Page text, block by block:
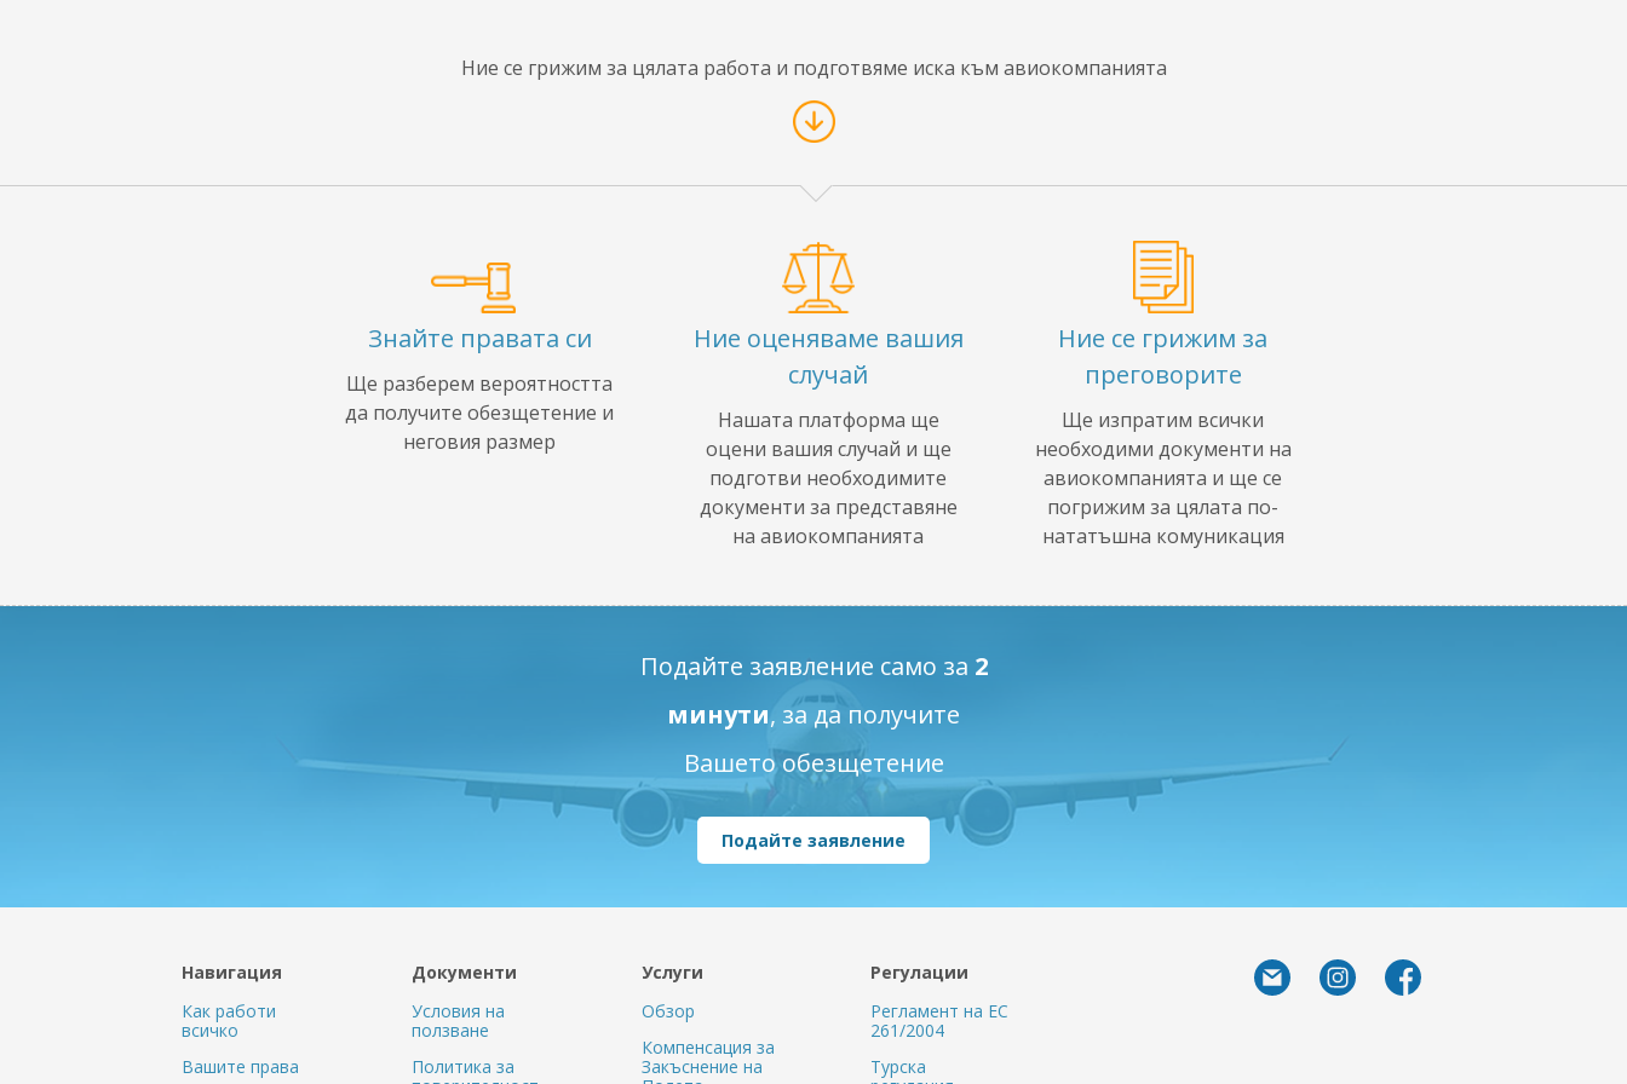
Ние се грижим за цялата работа и подготвяме иска към авиокомпанията
Знайте правата си
Ще разберем вероятността
да получите обезщетение и
неговия размер
Ние оценяваме вашия
случай
Нашата платформа ще
оцени вашия случай и ще
подготви необходимите
документи за представяне
на авиокомпанията
Ние се грижим за
преговорите
Ще изпратим всички
необходими документи на
авиокомпанията и ще се
погрижим за цялата по-
нататъшна комуникация
Подайте заявление само за 2
минути, за да получите
Вашето обезщетение
Подайте заявление
Навигация
Как работи
всичко
Вашите права
Документи
Условия на
ползване
Политика за
Услуги
Обзор
Компенсация за
Закъснение на
Регулации
Регламент на ЕС
261/2004
Турска